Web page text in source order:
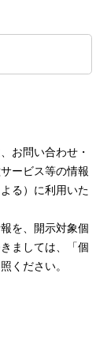
お問い合わせ・
ービス等の情報
る）に利用いた
を、開示対象個
ましては、「個
ください。